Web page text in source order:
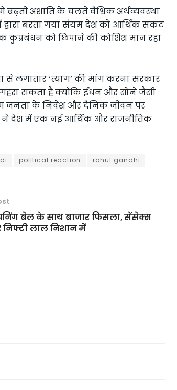
अशांति के चलते वैश्विक अर्थव्यवस्था
द्वारा बरता गया संयम देश को आर्थिक संकट
कुप्रबंधन को छिपाने की कोशिश मान रहा
लगातार ‘त्याग’ की मांग करना सरकार
गहरा सकता है क्योंकि ईंधन और सोने जैसी
जनता के निवेश और दैनिक जीवन पर
ने देश में एक नई आर्थिक और राजनीतिक
political reaction rahul gandhi
बेल के साथ बाजार फिसला, सेंसेक्स
लाल निशान में